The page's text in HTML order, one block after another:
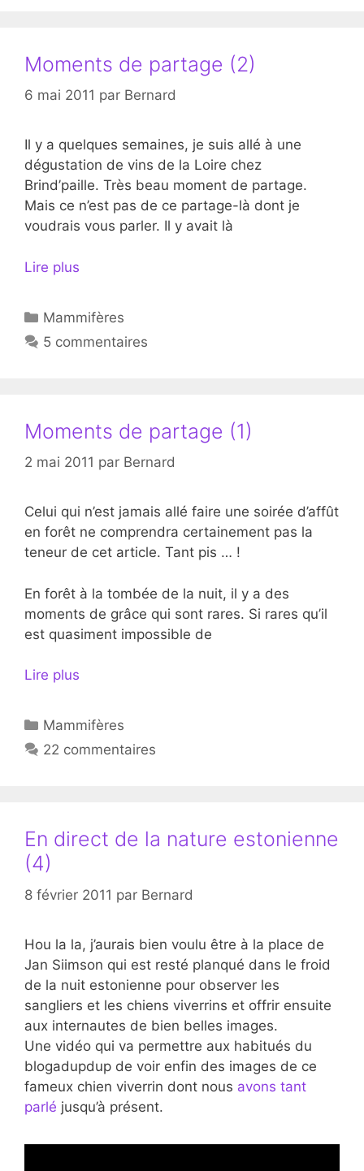
Moments de partage (2)
6 mai 2011 par Bernard
Il y a quelques semaines, je suis allé à une
dégustation de vins de la Loire chez
Brind’paille. Très beau moment de partage.
Mais ce n’est pas de ce partage-là dont je
voudrais vous parler. Il y avait là
Lire plus
Catégories
Mammifères
5 commentaires
Moments de partage (1)
2 mai 2011 par Bernard
Celui qui n’est jamais allé faire une soirée d’affût
en forêt ne comprendra certainement pas la
teneur de cet article. Tant pis … !
En forêt à la tombée de la nuit, il y a des
moments de grâce qui sont rares. Si rares qu’il
est quasiment impossible de
Lire plus
Catégories
Mammifères
22 commentaires
En direct de la nature estonienne
(4)
8 février 2011 par Bernard
Hou la la, j’aurais bien voulu être à la place de
Jan Siimson qui est resté planqué dans le froid
de la nuit estonienne pour observer les
sangliers et les chiens viverrins et offrir ensuite
aux internautes de bien belles images.
Une vidéo qui va permettre aux habitués du
blogadupdup de voir enfin des images de ce
fameux chien viverrin dont nous avons tant
parlé jusqu’à présent.